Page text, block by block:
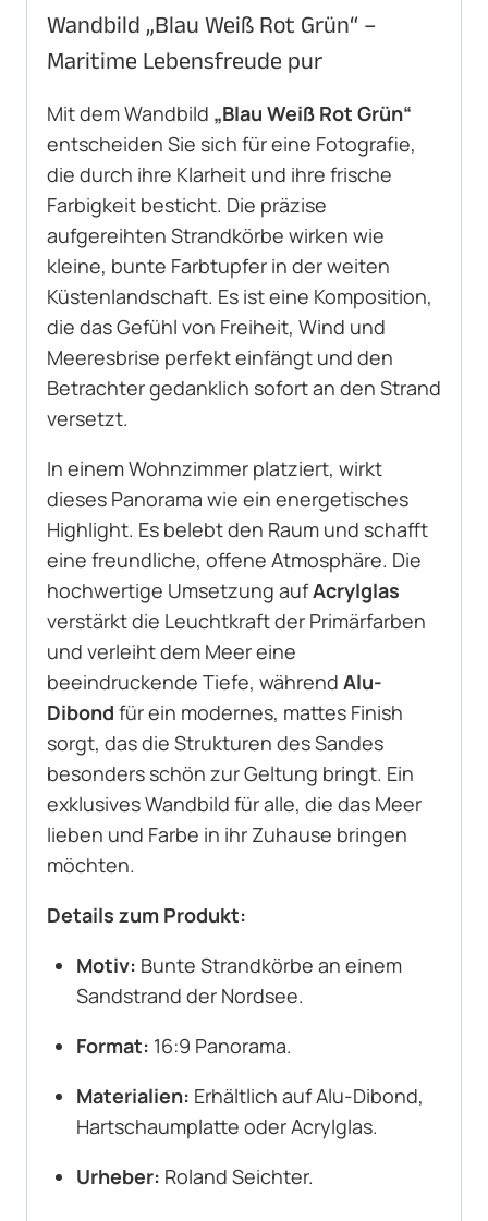
Wandbild „Blau Weiß Rot Grün“ –
Maritime Lebensfreude pur
Mit dem Wandbild „Blau Weiß Rot Grün“
entscheiden Sie sich für eine Fotografie,
die durch ihre Klarheit und ihre frische
Farbigkeit besticht. Die präzise
aufgereihten Strandkörbe wirken wie
kleine, bunte Farbtupfer in der weiten
Küstenlandschaft. Es ist eine Komposition,
die das Gefühl von Freiheit, Wind und
Meeresbrise perfekt einfängt und den
Betrachter gedanklich sofort an den Strand
versetzt.
In einem Wohnzimmer platziert, wirkt
dieses Panorama wie ein energetisches
Highlight. Es belebt den Raum und schafft
eine freundliche, offene Atmosphäre. Die
hochwertige Umsetzung aufAcrylglas
verstärkt die Leuchtkraft der Primärfarben
und verleiht dem Meer eine
beeindruckende Tiefe, während Alu-
Dibond für ein modernes, mattes Finish
sorgt, das die Strukturen des Sandes
besonders schön zur Geltung bringt. Ein
exklusives Wandbild für alle, die das Meer
lieben und Farbe in ihr Zuhause bringen
möchten.
Details zum Produkt:
Motiv: Bunte Strandkörbe an einem
Sandstrand der Nordsee.
Format: 16:9 Panorama.
Materialien: Erhältlich auf Alu-Dibond,
Hartschaumplatte oder Acrylglas.
Urheber: Roland Seichter.